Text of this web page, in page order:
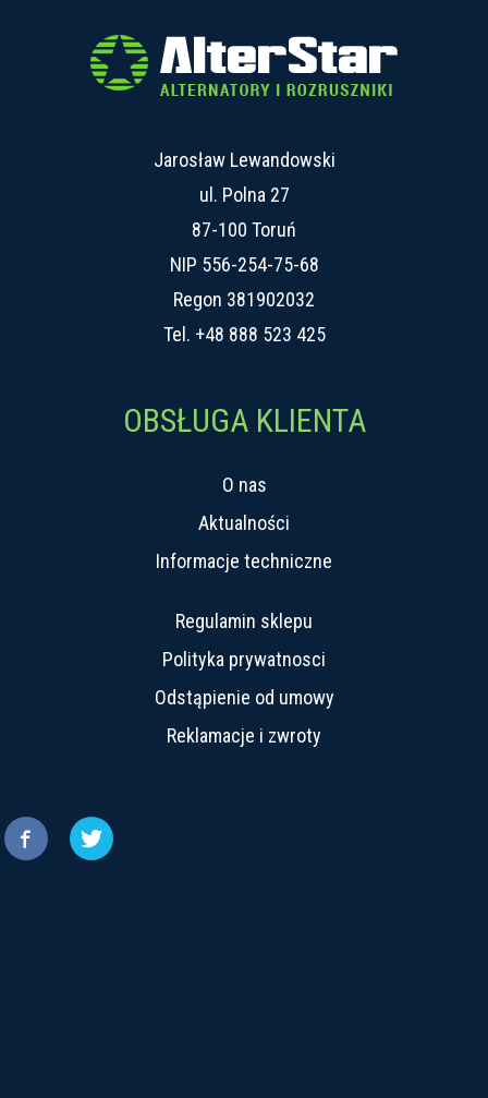
Jarosław Lewandowski
ul. Polna 27
87-100 Toruń
NIP 556-254-75-68
Regon 381902032
Tel. +48 888 523 425
OBSŁUGA KLIENTA
O nas
Aktualności
Informacje techniczne
Regulamin sklepu
Polityka prywatnosci
Odstąpienie od umowy
Reklamacje i zwroty
 